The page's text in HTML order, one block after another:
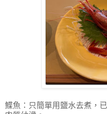
鰈魚：只簡單用鹽水去煮，